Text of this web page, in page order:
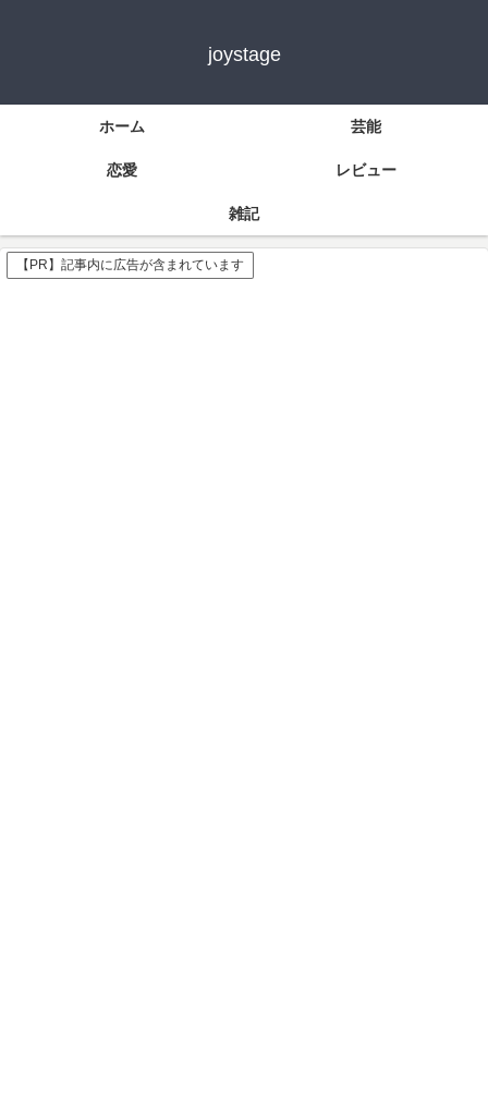
joystage
ホーム 芸能
恋愛 レビュー
雑記
【PR】記事内に広告が含まれています